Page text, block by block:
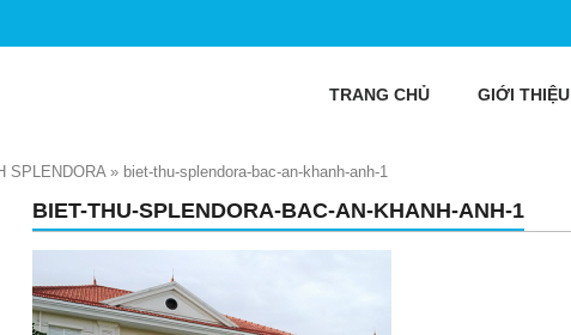
TRANG CHỦ GIỚI THIỆU
SPLENDORA» biet-thu-splendora-bac-an-khanh-anh-1
BIET-THU-SPLENDORA-BAC-AN-KHANH-ANH-1